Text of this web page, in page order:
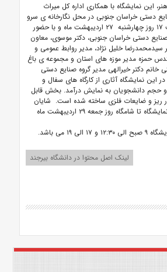
این نمایشگاه با همکاری اداره کل میراث
دستی خراسان جنوبی در محل نگارخانه ی سرو
باغ جهانی اکبریه، ساعت ۱۷ روز چهارشنبه ۲۷ اردیبهشت ماه و با حضور
دستی خراسان جنوبی، دکتر موسوی، معاون
سیدمحمدرضا خلیل نژاد، مدیر روابط عمومی و
حمزه مدیر موزه های استان و مجموعه ی باغ
خانم دکتر خیرالهی مدیر گروه صنایع دستی
این نمایشگاه آثاری از کارگاه های سفال و
حجم دانشجویان به نمایش درآمد. بخش قابل
ریز و ضایعات فلزی ساخته شده است. شایان
ذکر است بازدید از این نمایشگاه تا شامگاه روز جمعه ۲۹ اردیبهشت ماه
۱۹ می باشد.
لینک اصل محتوا در دانشگاه بیرجند